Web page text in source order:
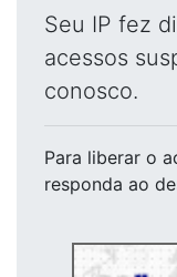
Seu IP fez
acessos
conosco.
Para liberar o
responda ao